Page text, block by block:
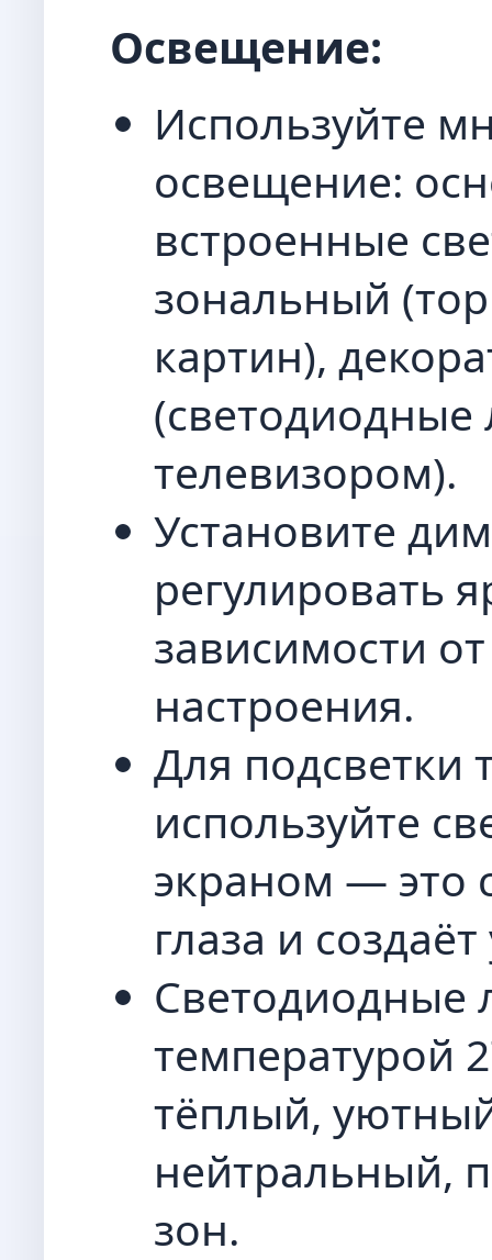
Освещение:
Используйте
освещение:
встроенные
зональный
картин),
телевизором).
Установите
регулировать
зависимости
настроения.
Для подсветки
используйте
экраном — это
глаза и
Светодиодные
температурой
тёплый,
нейтральный,
зон.